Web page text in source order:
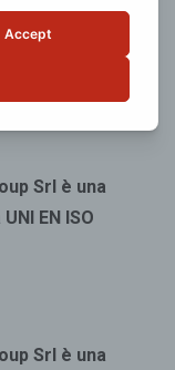
del
sviluppo e
d’uso
Srl è una
EN ISO
Srl è una